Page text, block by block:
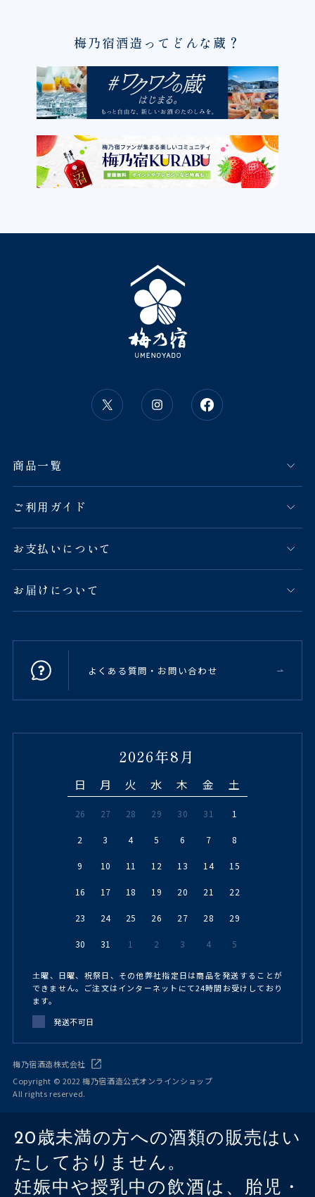
梅乃宿酒造ってどんな蔵？
商品一覧
ご利用ガイド
お支払いについて
お届けについて
よくある質問・お問い合わせ
2026年8月
日 月 火 水 木 金 土
26 27 28 29 30 31 1
2 3 4 5 6 7 8
9 10 11 12 13 14 15
16 17 18 19 20 21 22
23 24 25 26 27 28 29
30 31 1 2 3 4 5
土曜、日曜、祝祭日、その他弊社指定日は商品を発送することが
できません。ご注文はインターネットにて24時間お受けしており
ます。
発送不可日
梅乃宿酒造株式会社
Copyright © 2022 梅乃宿酒造公式オンラインショップ
All rights reserved.
20歳未満の方への酒類の販売はい
たしておりません。
妊娠中や授乳中の飲酒は、胎児・